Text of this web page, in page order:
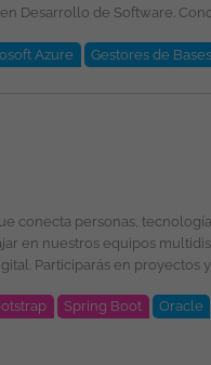
Azure
Gestores de
Spring Boot Oracle